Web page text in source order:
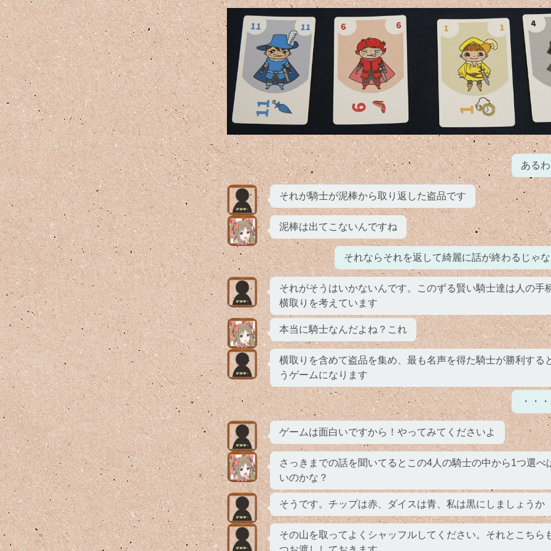
ある
それが騎士が泥棒から取り返した盗品です
泥棒は出てこないんですね
それならそれを返して綺麗に話が終わるじゃ
それがそうはいかないんです。このずる賢い騎士達は人の手
横取りを考えています
本当に騎士なんだよね？これ
横取りを含めて盗品を集め、最も名声を得た騎士が勝利する
うゲームになります
・・
ゲームは面白いですから！やってみてくださいよ
さっきまでの話を聞いてるとこの4人の騎士の中から1つ選べ
いのかな？
そうです。チップは赤、ダイスは青、私は黒にしましょうか
その山を取ってよくシャッフルしてください。それとこちら